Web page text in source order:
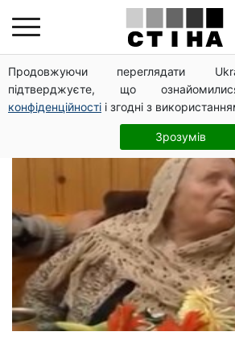
Продовжуючи переглядати
підтверджуєте, що
конфіденційності і згодні з
Зрозумів
Ванга